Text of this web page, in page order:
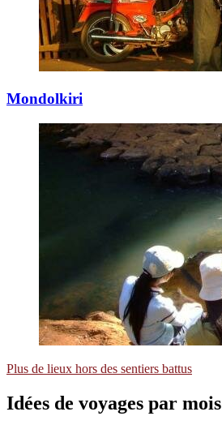
Mondolkiri
Plus de lieux hors des sentiers battus
Idées de voyages par mois